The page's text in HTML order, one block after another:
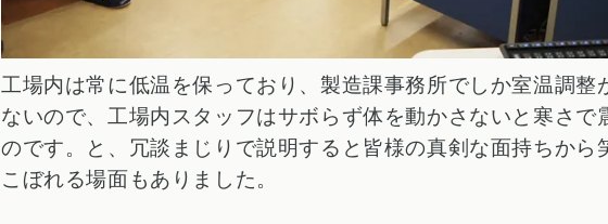
工場内は常に低温を保っており、製造課事務所でしか室温調整
ないので、工場内スタッフはサボらず体を動かさないと寒さで
のです。と、冗談まじりで説明すると皆様の真剣な面持ちから
こぼれる場面もありました。